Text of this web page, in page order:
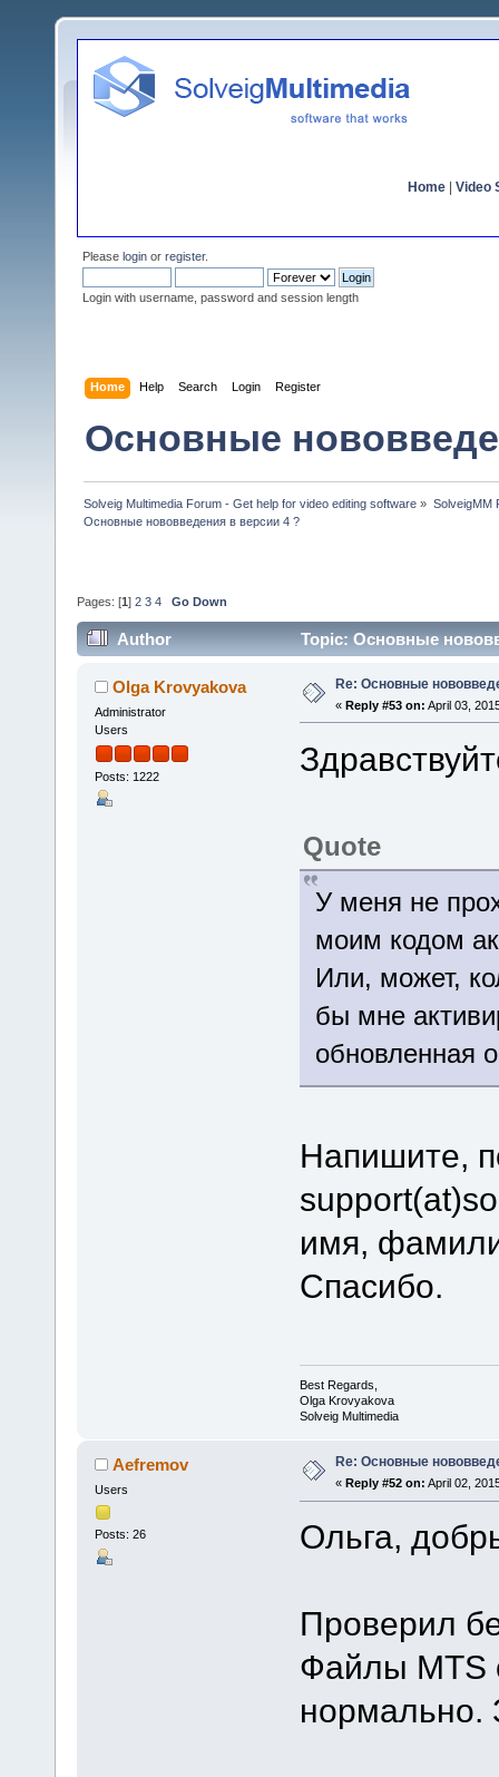
Home Video
Please login or register.
Login with username, password and session length
Home Help Search Login Register
Основные
Solveig Multimedia Forum - Get help for video editing software » SolveigMM
Основные нововведения в версии 4 ?
Pages: [1 ] 2 3 4 Go Down
Author Topic: Основные
Olga Krovyakova
Administrator
Users
Posts: 1222
Re: Основные
« Reply #53 on: April 03,
Quote
У меня не
моим кодом
Или, может,
бы мне
обновленная
Напишите,
имя,
Спасибо.
Best Regards,
Olga Krovyakova
Solveig Multimedia
Aefremov
Users
Posts: 26
Re: Основные
« Reply #52 on: April 02,
Ольга,
Проверил
Файлы MTS
нормально.